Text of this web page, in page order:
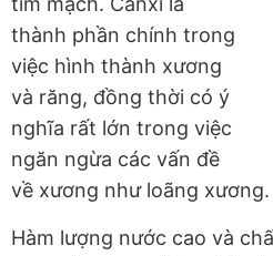
thành phần chính trong
việc hình thành xương
và răng, đồng thời có ý
nghĩa rất lớn trong việc
ngăn ngừa các vấn đề
về xương như loãng xương.
Hàm lượng nước cao và